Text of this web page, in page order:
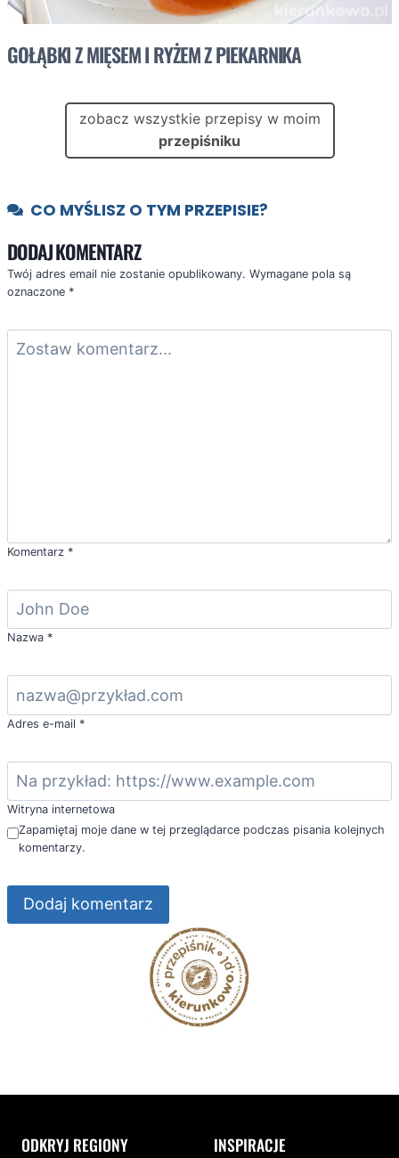
GOŁĄBKI Z MIĘSEM I RYŻEM Z PIEKARNIKA
zobacz wszystkie przepisy w moim
przepiśniku
CO MYŚLISZ O TYM PRZEPISIE?
DODAJ KOMENTARZ
Twój adres email nie zostanie opublikowany. Wymagane pola są
oznaczone *
Komentarz *
Nazwa *
Adres e-mail *
Witryna internetowa
Zapamiętaj moje dane w tej przeglądarce podczas pisania kolejnych
komentarzy.
ODKRYJ REGIONY INSPIRACJE